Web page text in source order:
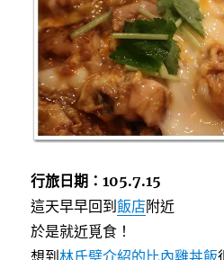
行旅日期：105.7.15
這天早早回到飯店附近
於是就近覓食！